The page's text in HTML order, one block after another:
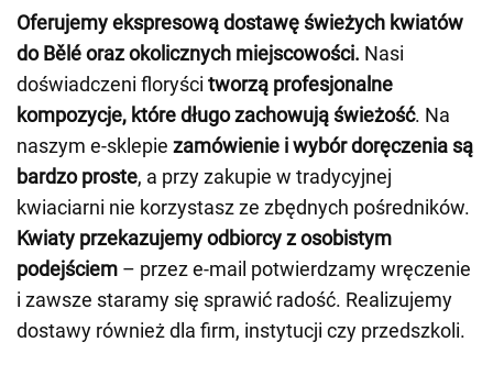
Oferujemy ekspresową dostawę świeżych kwiatów
do Bělé oraz okolicznych miejscowości. Nasi
doświadczeni floryści tworzą profesjonalne
kompozycje, które długo zachowują świeżość. Na
naszym e-sklepie zamówienie i wybór doręczenia są
bardzo proste, a przy zakupie w tradycyjnej
kwiaciarni nie korzystasz ze zbędnych pośredników.
Kwiaty przekazujemy odbiorcy z osobistym
podejściem – przez e-mail potwierdzamy wręczenie
i zawsze staramy się sprawić radość. Realizujemy
dostawy również dla firm, instytucji czy przedszkoli.